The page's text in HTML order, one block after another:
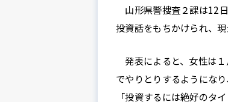
山形県警捜査２課は12
投資話をもちかけられ、
発表によると、女性は
でやりとりするようにな
「投資するには絶好のタ